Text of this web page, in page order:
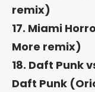
remix)
17. Miami
More remix)
18. Daft Punk
Daft Punk